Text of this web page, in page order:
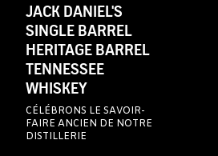
JACK DANIEL'S
SINGLE BARREL
HERITAGE BARREL
TENNESSEE
WHISKEY
CÉLÉBRONS LE SAVOIR-
FAIRE ANCIEN DE NOTRE
DISTILLERIE